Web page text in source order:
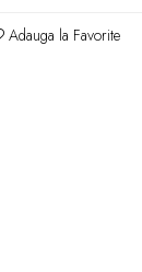
Adauga la Favorite